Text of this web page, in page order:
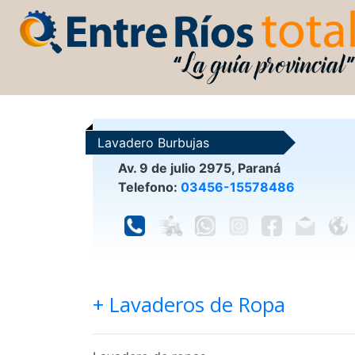
Lavadero Burbujas
Av. 9 de julio 2975, Paraná
Telefono: 03456-15578486
+ Lavaderos de Ropa